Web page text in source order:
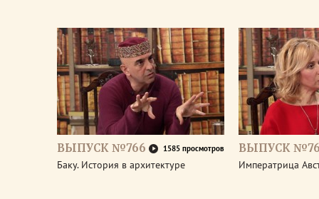
ВЫПУСК №766 1585 просмотров
Баку. История в архитектуре
ВЫПУСК
Императрица